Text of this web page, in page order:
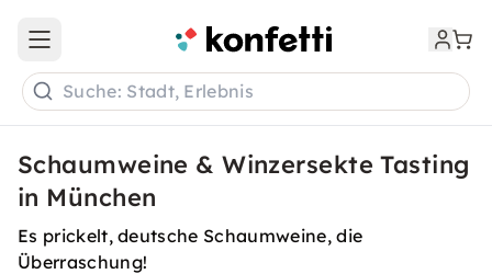
Open main menu
Suche: Stadt, Erlebnis
Schaumweine & Winzersekte Tasting
in München
Es prickelt, deutsche Schaumweine, die
Überraschung!